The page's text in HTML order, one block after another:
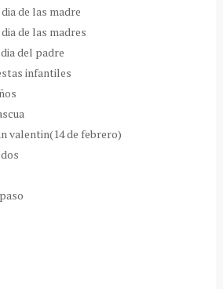
de las madre
de las madres
del padre
infantiles
valentin(14 de febrero)